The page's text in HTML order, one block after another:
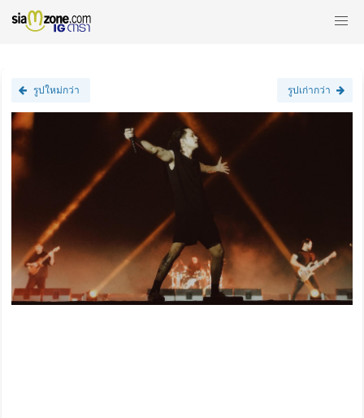
รูปใหม่กว่า รูปเก่ากว่า